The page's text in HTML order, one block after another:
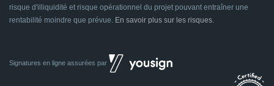
risque d'illiquidité et risque opérationnel du projet pouvant entraîner une
rentabilité moindre que prévue. En savoir plus sur les risques.
Signatures en ligne assurées par